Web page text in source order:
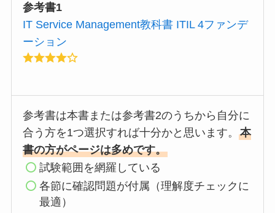
参考書1
IT Service Management教科書 ITIL 4ファンデ
ーション
参考書は本書または参考書2のうちから自分に
合う方を1つ選択すれば十分かと思います。 本
書の方がページは多めです。
試験範囲を網羅している
各節に確認問題が付属（理解度チェックに
最適）